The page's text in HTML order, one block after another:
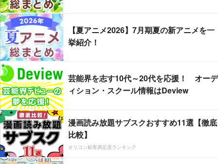
【夏アニメ2026】7月期夏の新アニメを一
挙紹介！
芸能界を志す10代～20代を応援！ オーデ
ィション・スクール情報はDeview
漫画読み放題サブスクおすすめ11選【徹底
比較】
オリコン顧客満足度ランキング